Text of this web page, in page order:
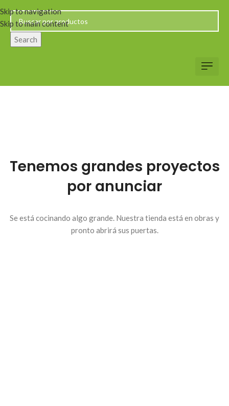
Skip to navigation
Skip to main content
Search
Tenemos grandes proyectos
por anunciar
Se está cocinando algo grande. Nuestra tienda está en obras y
pronto abrirá sus puertas.